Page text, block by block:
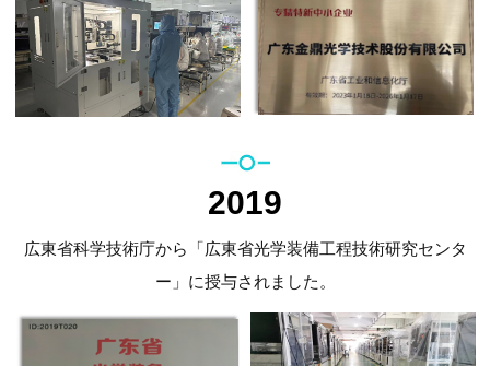
2019
広東省科学技術庁から「広東省光学装備工程技術研究センタ
ー」に授与されました。